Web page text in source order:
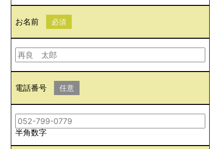
お名前 必須
電話番号 任意
半角数字